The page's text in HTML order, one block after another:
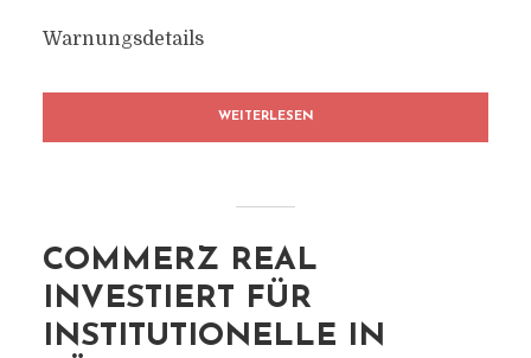
Warnungsdetails
WEITERLESEN
COMMERZ REAL
INVESTIERT FÜR
INSTITUTIONELLE IN